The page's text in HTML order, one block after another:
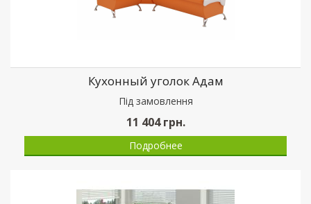
Кухонный уголок Адам
Пiд замовлення
11 404грн.
Подробнее